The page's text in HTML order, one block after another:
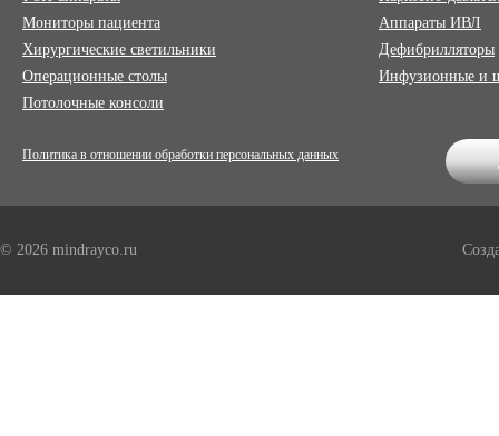
Мониторы пациента
Хирургические светильники
Операционные столы
Потолочные консоли
Аппараты ИВЛ
Дефибрилляторы
Инфузионные и
Политика в отношении обработки персональных данных
© 2026 mindrayco.ru